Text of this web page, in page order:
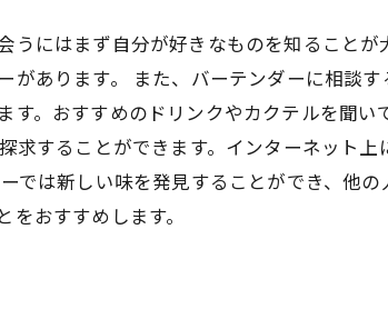
にはまず自分が好きなものを知ることが
あります。 また、バーテンダーに相談す
。おすすめのドリンクやカクテルを聞い
求することができます。インターネット上
では新しい味を発見することができ、他の
おすすめします。